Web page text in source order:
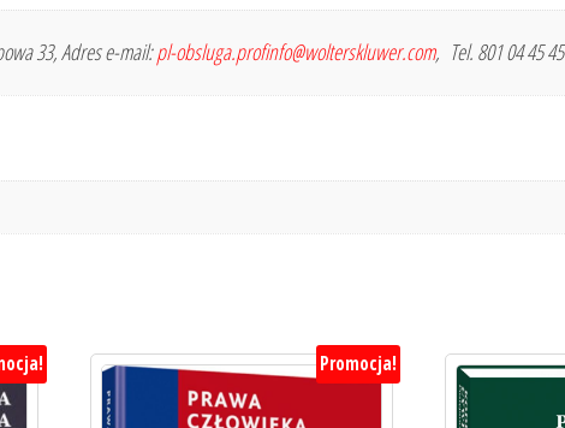
33, Adres e-mail:pl-obsluga.profinfo@wolterskluwer.com, Tel. 801 04 45 45
Promocja!